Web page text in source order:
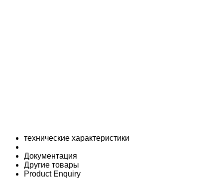
технические характеристики
Документация
Другие товары
Product Enquiry